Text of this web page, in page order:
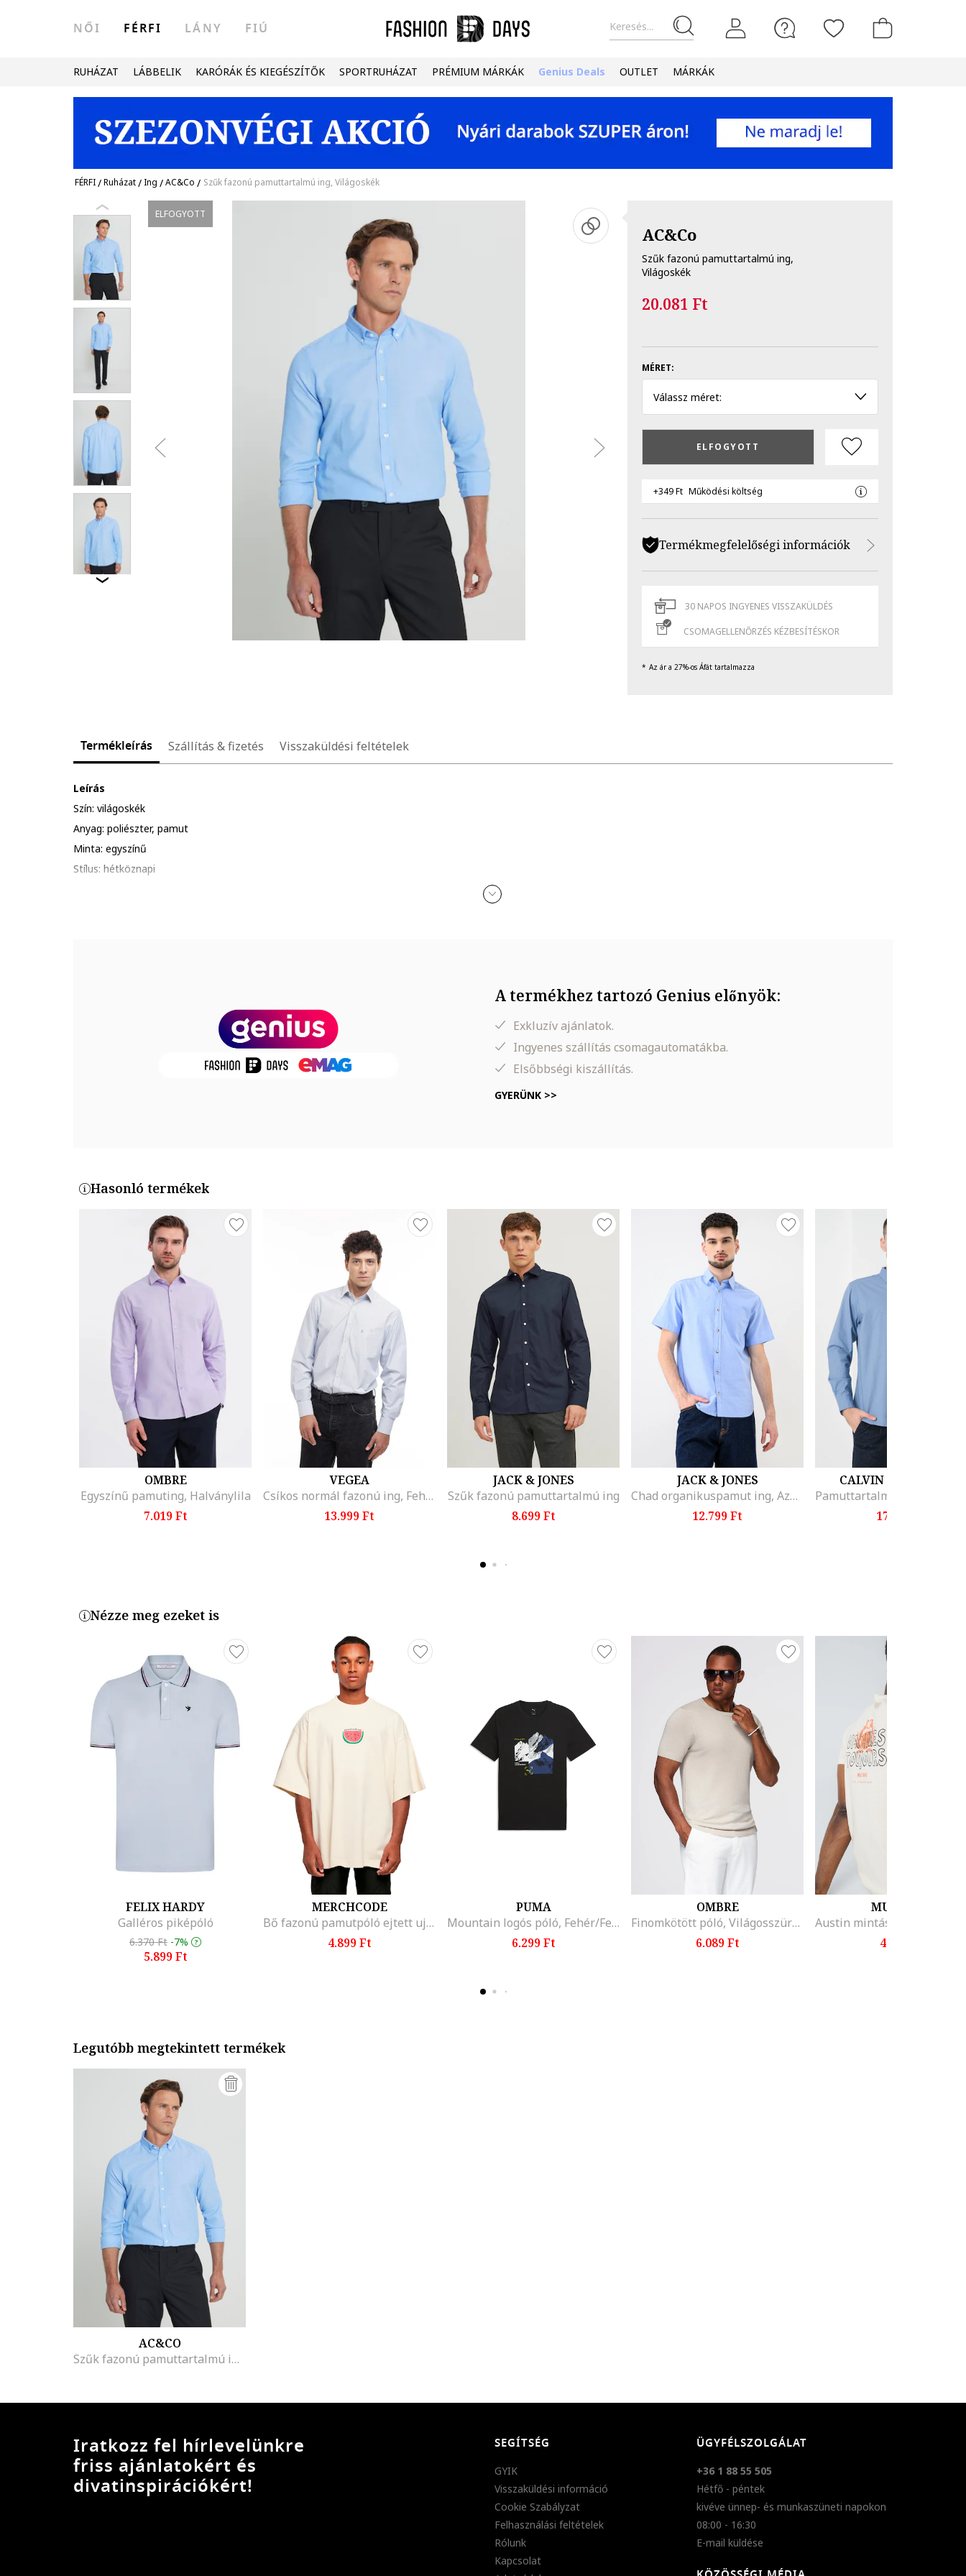
Keresés...
NŐI FÉRFI LÁNY FIÚ
RUHÁZAT LÁBBELIK KARÓRÁK ÉS KIEGÉSZÍTŐK SPORTRUHÁZAT PRÉMIUM MÁRKÁK Genius Deals OUTLET MÁRKÁK
FÉRFI/Ruházat/Ing /AC&Co / Szűk fazonú pamuttartalmú ing, Világoskék
ELFOGYOTT
AC&Co
Szűk fazonú pamuttartalmú ing,
Világoskék
20.081 Ft
MÉRET:
Válassz méret:
ELFOGYOTT
+349 Ft Működési költség
Termékmegfelelőségi információk
30 NAPOS INGYENES VISSZAKÜLDÉS
CSOMAGELLENŐRZÉS KÉZBESÍTÉSKOR
Az ár a 27%-os Áfát tartalmazza
Termékleírás Szállítás & fizetés Visszaküldési feltételek
Leírás
Szín: világoskék
Anyag: poliészter, pamut
Minta: egyszínű
Stílus: hétköznapi
A termékhez tartozó Genius előnyök:
Exkluzív ajánlatok.
Ingyenes szállítás csomagautomatákba.
Elsőbbségi kiszállítás.
GYERÜNK >>
Hasonló termékek
OMBRE
Egyszínű pamuting, Halványlila
7.019 Ft
VEGEA
Csíkos normál fazonú ing, Fehér/Sötétkék
13.999 Ft
JACK & JONES
Szűk fazonú pamuttartalmú ing
8.699 Ft
JACK & JONES
Chad organikuspamut ing, Azúrkék
12.799 Ft
CALVIN KLEIN JEANS
17.699 Ft
Nézze meg ezeket is
FELIX HARDY
Galléros piképóló
6.370 Ft -7%
5.899 Ft
MERCHCODE
Bő fazonú pamutpóló ejtett ujjakkal, Krémszín
4.899 Ft
PUMA
Mountain logós póló, Fehér/Fekete/Világosszürke/Sötétkék
6.299 Ft
OMBRE
Finomkötött póló, Világosszürke
6.089 Ft
MUSTANG
4.999 Ft
Legutóbb megtekintett termékek
AC&CO
Szűk fazonú pamuttartalmú ing, Világoskék
Iratkozz fel hírlevelünkre
friss ajánlatokért és
divatinspirációkért!
SEGÍTSÉG
GYIK
Visszaküldési információ
Cookie Szabályzat
Felhasználási feltételek
Rólunk
Kapcsolat
ÜGYFÉLSZOLGÁLAT
+36 1 88 55 505
Hétfő - péntek
kivéve ünnep- és munkaszüneti napokon
08:00 - 16:30
E-mail küldése